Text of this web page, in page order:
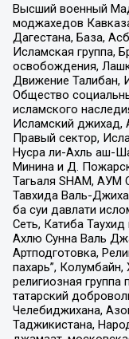
Высший военный
моджахедов
Дагестана, База,
Исламская группа,
освобождения,
Движение Талибан,
Общество
исламского
Исламский джихад,
Правый сектор,
Нусра ли-Ахль аш-
Минина и Д.
Тагьаля SHAM,
Тавхида Валь-
ба суи давлати
Сеть, Катиба
Ахлю Сунна Валь
Артподготовка,
пахарь”,
религиозная
татарский
Челебиджихана,
Таджикистана,